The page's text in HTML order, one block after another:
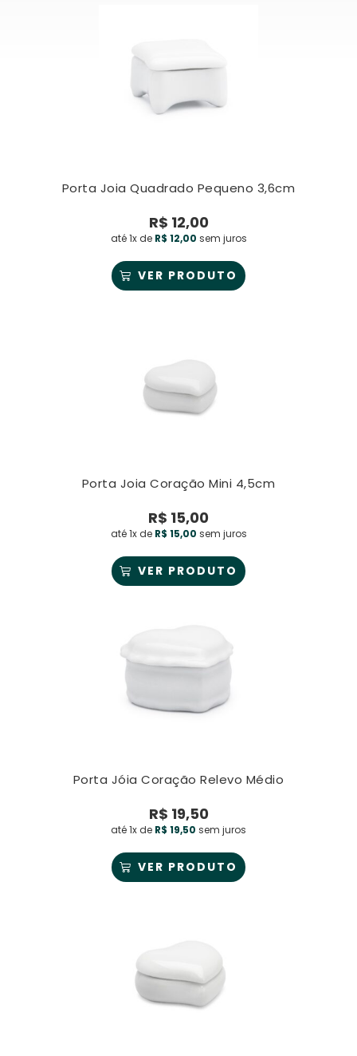
Porta Joia Quadrado Pequeno 3,6cm
R$ 12,00
até 1x de R$ 12,00 sem juros
VER PRODUTO
Porta Joia Coração Mini 4,5cm
R$ 15,00
até 1x de R$ 15,00 sem juros
VER PRODUTO
Porta Jóia Coração Relevo Médio
R$ 19,50
até 1x de R$ 19,50 sem juros
VER PRODUTO